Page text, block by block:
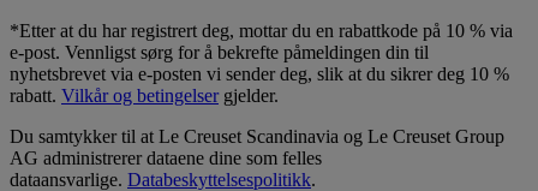
*Etter at du har registrert deg, mottar du en rabattkode på 10 % via
e-post. Vennligst sørg for å bekrefte påmeldingen din til
nyhetsbrevet via e-posten vi sender deg, slik at du sikrer deg 10 %
rabatt. Vilkår og betingelsergjelder.
Du samtykker til at Le Creuset Scandinavia og Le Creuset Group
AG administrerer dataene dine som felles
dataansvarlige. Databeskyttelsespolitikk.